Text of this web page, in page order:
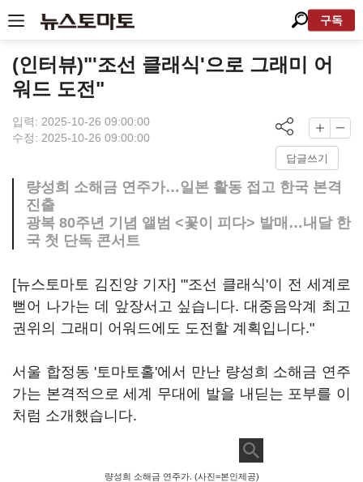
구독
(인터뷰)"'조선 클래식'으로 그래미 어
워드 도전"
입력: 2025-10-26 09:00:00
수정: 2025-10-26 09:00:00
답글쓰기
량성희 소해금 연주가…일본 활동 접고 한국 본격
진출
광복 80주년 기념 앨범 <꽃이 피다> 발매…내달 한
국 첫 단독 콘서트
[뉴스토마토 김진양 기자] "'조선 클래식'이 전 세계로
뻗어 나가는 데 앞장서고 싶습니다. 대중음악계 최고
권위의 그래미 어워드에도 도전할 계획입니다."
서울 합정동 '토마토홀'에서 만난 량성희 소해금 연주
가는 본격적으로 세계 무대에 발을 내딛는 포부를 이
처럼 소개했습니다.
량성희 소해금 연주가. (사진=본인제공)